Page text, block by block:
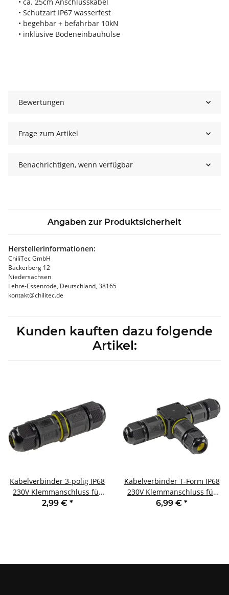
• Schutzart IP67 wasserfest
• begehbar + befahrbar 10kN
• inklusive Bodeneinbauhülse
Bewertungen
Frage zum Artikel
Benachrichtigen, wenn verfügbar
Angaben zur Produktsicherheit
Herstellerinformationen:
ChiliTec GmbH
Bäckerberg 12
Niedersachsen
Lehre-Essenrode, Deutschland, 38165
kontakt@chilitec.de
Kunden kauften dazu folgende
Artikel:
Kabelverbinder 3-polig IP68
230V Klemmanschluss für
Kabel Ø 6-11mm
2,99 € *
Kabelverbinder T-Form IP68
230V Klemmanschluss für
Kabel Ø 6-11mm
6,99 € *